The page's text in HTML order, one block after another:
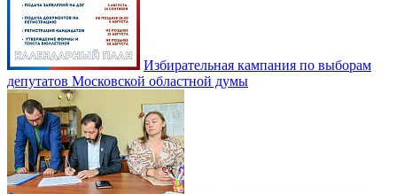
Избирательная кампания по выборам
депутатов Московской областной думы